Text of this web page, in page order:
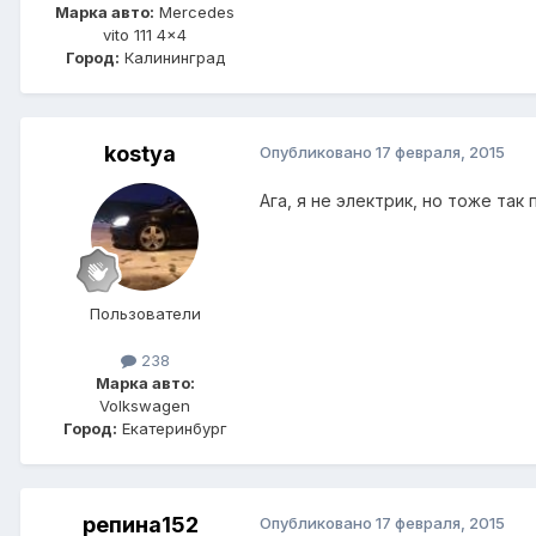
Марка авто: Mercedes
vito 111 4x4
Город: Калининград
kostya
Пользователи
238
Марка авто:
Volkswagen
Город: Екатеринбург
Опубликовано 17 февраля, 2015
Ага, я не электрик, но тоже так
репина152 Опубликовано 17 февраля, 2015